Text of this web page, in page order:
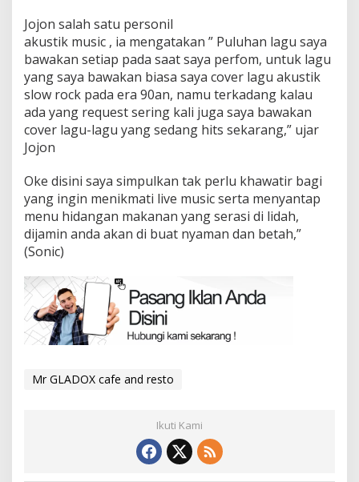
Jojon salah satu personil
akustik music , ia mengatakan ” Puluhan lagu saya
bawakan setiap pada saat saya perfom, untuk lagu
yang saya bawakan biasa saya cover lagu akustik
slow rock pada era 90an, namu terkadang kalau
ada yang request sering kali juga saya bawakan
cover lagu-lagu yang sedang hits sekarang,” ujar
Jojon
Oke disini saya simpulkan tak perlu khawatir bagi
yang ingin menikmati live music serta menyantap
menu hidangan makanan yang serasi di lidah,
dijamin anda akan di buat nyaman dan betah,”
(Sonic)
Mr GLADOX cafe and resto
Ikuti Kami